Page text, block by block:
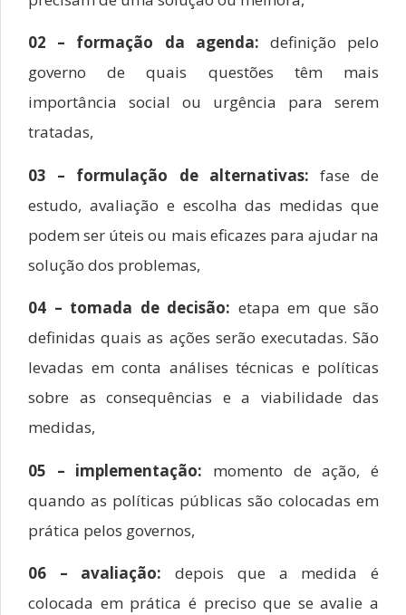
02 – formação da agenda: definição pelo
governo de quais questões têm mais
importância social ou urgência para serem
tratadas,
03 – formulação de alternativas: fase de
estudo, avaliação e escolha das medidas que
podem ser úteis ou mais eficazes para ajudar na
solução dos problemas,
04 – tomada de decisão: etapa em que são
definidas quais as ações serão executadas. São
levadas em conta análises técnicas e políticas
sobre as consequências e a viabilidade das
medidas,
05 – implementação: momento de ação, é
quando as políticas públicas são colocadas em
prática pelos governos,
06 – avaliação: depois que a medida é
colocada em prática é preciso que se avalie a